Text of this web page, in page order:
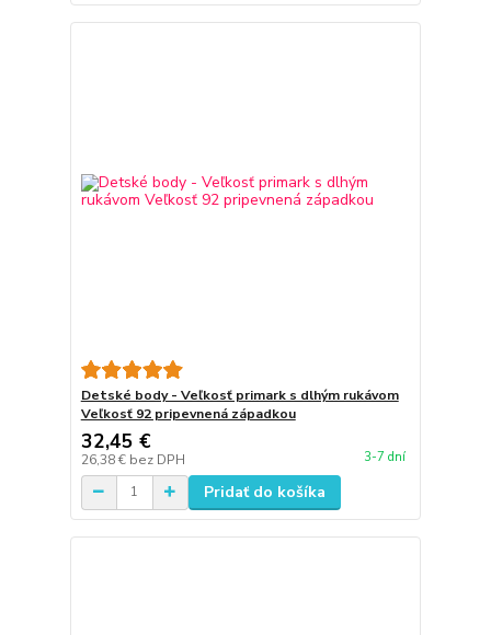
Detské body - Veľkosť primark s dlhým rukávom
Veľkosť 92 pripevnená západkou
32,45 €
26,38 € bez DPH 3-7 dní
Pridať do košíka